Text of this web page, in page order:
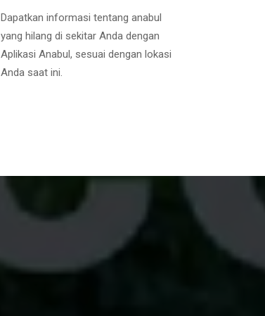
Dapatkan informasi tentang anabul
yang hilang di sekitar Anda dengan
Aplikasi Anabul, sesuai dengan lokasi
Anda saat ini.